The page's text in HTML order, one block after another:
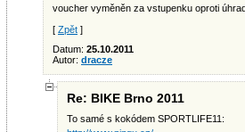
voucher vyměněn za vstupenku oproti
[ Zpět ]
Datum: 25.10.2011
Autor: dracze
Re: BIKE Brno 2011
To samé s kokódem SPORTLIFE11: